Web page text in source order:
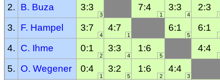
2. B. Buza 3:3 7:4 3:3 2:3
3 1 4
3. F. Hampel 3:7 4:7 6:1 6:1
4 1 5
4. C. Ihme 0:1 3:3 1:6 4:4
2 4 5
5. O. Wegener 0:4 3:2 1:6 4:4
1 5 2 3